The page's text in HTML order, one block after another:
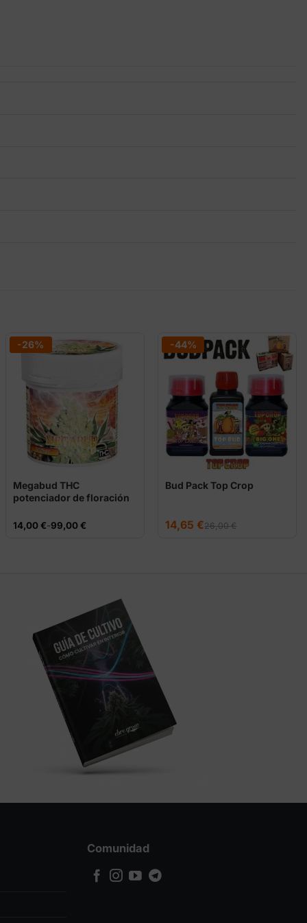
-26%
Megabud THC
potenciador de floración
14,00€-99,00€
Rango
-44%
Bud Pack Top Crop
26,00€
El
precio
14,65€
El
precio
Comunidad